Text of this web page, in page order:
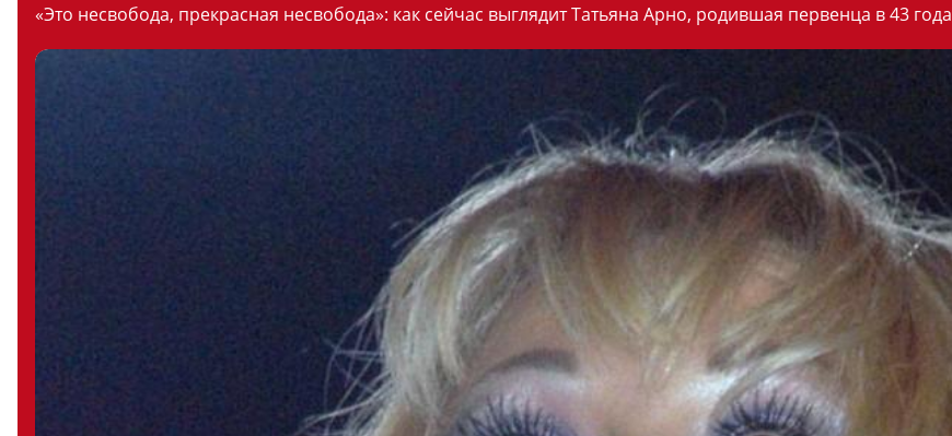
«Это несвобода, прекрасная несвобода»: как сейчас выглядит Татьяна Арно, родившая первенца в 43 года